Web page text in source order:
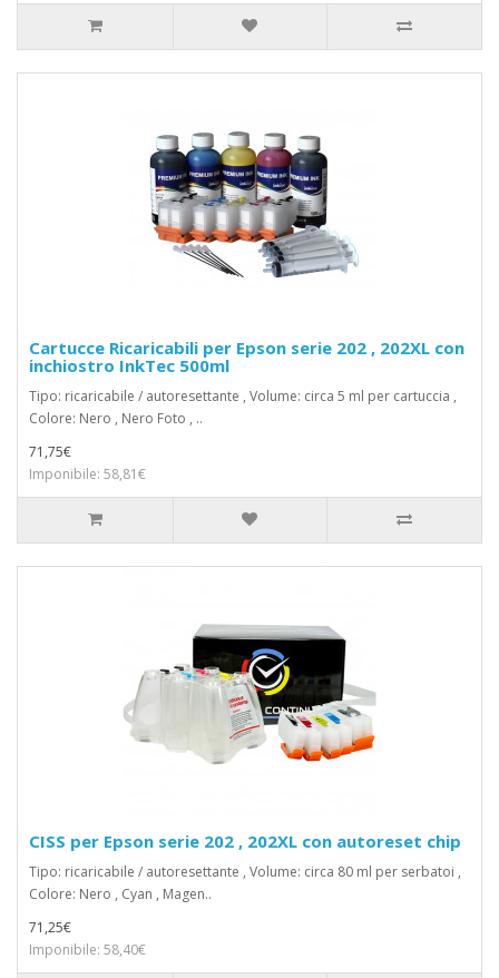
Cartucce Ricaricabili per Epson serie 202 , 202XL con
inchiostro InkTec 500ml
Tipo: ricaricabile / autoresettante , Volume: circa 5 ml per cartuccia ,
Colore: Nero , Nero Foto , ..
71,75€
Imponibile: 58,81€
CISS per Epson serie 202 , 202XL con autoreset chip
Tipo: ricaricabile / autoresettante , Volume: circa 80 ml per serbatoi ,
Colore: Nero , Cyan , Magen..
71,25€
Imponibile: 58,40€